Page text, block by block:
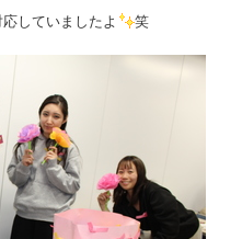
していましたよ 笑